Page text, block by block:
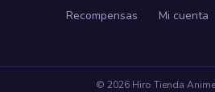
Recompensas
Mi cuenta
© 2026 Hiro Tienda Anime